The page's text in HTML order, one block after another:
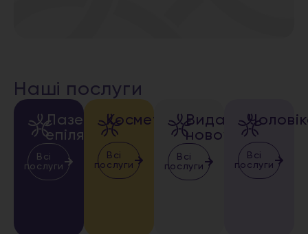
Наші послуги
Лазерна
епіляція
Всі
послуги
Косметологія
Всі
послуги
Видалення
новоутворень
Всі
послуги
Всі
послуги